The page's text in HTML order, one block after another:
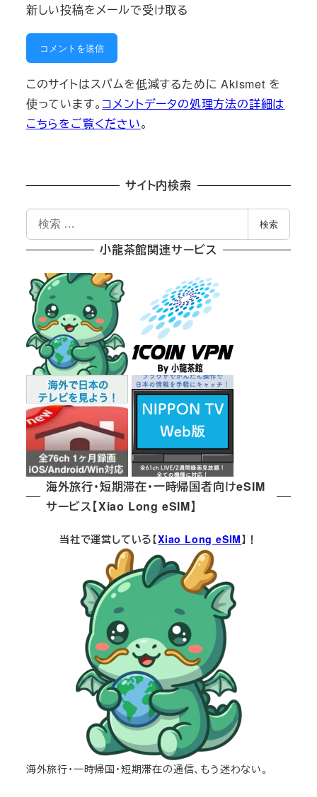
新しい投稿をメールで受け取る
このサイトはスパムを低減するために Akismet を
使っています。 コメントデータの処理方法の詳細は
こちらをご覧ください。
サイト内検索
索
検索
小龍茶館関連サービス
海外旅行・短期滞在・一時帰国者向けeSIM
サービス【Xiao Long eSIM】
当社で運営している【Xiao Long eSIM】！
海外旅行・一時帰国・短期滞在の通信、もう迷わない。